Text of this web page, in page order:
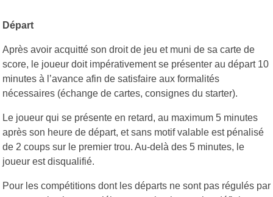
Départ
Après avoir acquitté son droit de jeu et muni de sa carte de
score, le joueur doit impérativement se présenter au départ 10
minutes à l’avance afin de satisfaire aux formalités
nécessaires (échange de cartes, consignes du starter).
Le joueur qui se présente en retard, au maximum 5 minutes
après son heure de départ, et sans motif valable est pénalisé
de 2 coups sur le premier trou. Au-delà des 5 minutes, le
joueur est disqualifié.
Pour les compétitions dont les départs ne sont pas régulés par